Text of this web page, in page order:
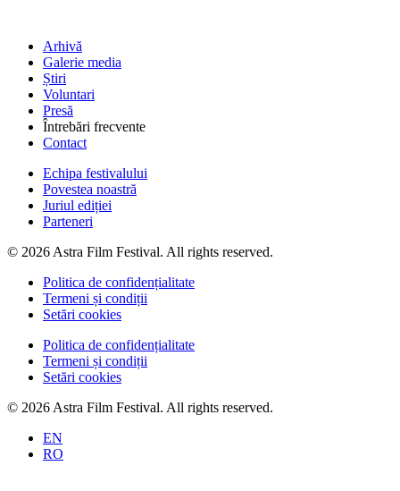
Arhivă
Galerie media
Știri
Voluntari
Presă
Întrebări frecvente
Contact
Echipa festivalului
Povestea noastră
Juriul ediției
Parteneri
© 2026 Astra Film Festival. All rights reserved.
Politica de confidențialitate
Termeni și condiții
Setări cookies
Politica de confidențialitate
Termeni și condiții
Setări cookies
© 2026 Astra Film Festival. All rights reserved.
EN
RO